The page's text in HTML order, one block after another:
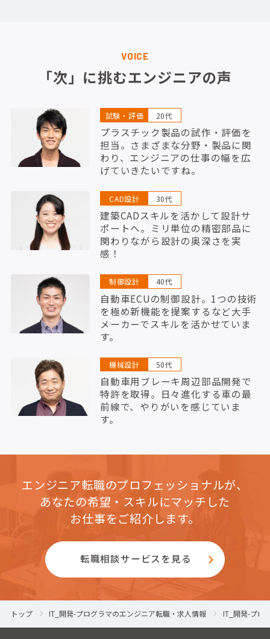
VOICE
「次」に挑むエンジニアの声
試験・評価 20代
プラスチック製品の試作・評価を
担当。さまざまな分野・製品に関
わり、エンジニアの仕事の幅を広
げていきたいですね。
CAD設計 30代
建築CADスキルを活かして設計サ
ポートへ。ミリ単位の精密部品に
関わりながら設計の奥深さを実
感！
制御設計 40代
自動車ECUの制御設計。1つの技術
を極め新機能を提案するなど大手
メーカーでスキルを活かせていま
す。
機械設計 50代
自動車用ブレーキ周辺部品開発で
特許を取得。日々進化する車の最
前線で、やりがいを感じていま
す。
エンジニア転職のプロフェッショナルが、
あなたの希望・スキルにマッチした
お仕事をご紹介します。
転職相談サービスを見る
トップ IT_開発-プログラマのエンジニア転職・求人情報 IT_開発-プロ